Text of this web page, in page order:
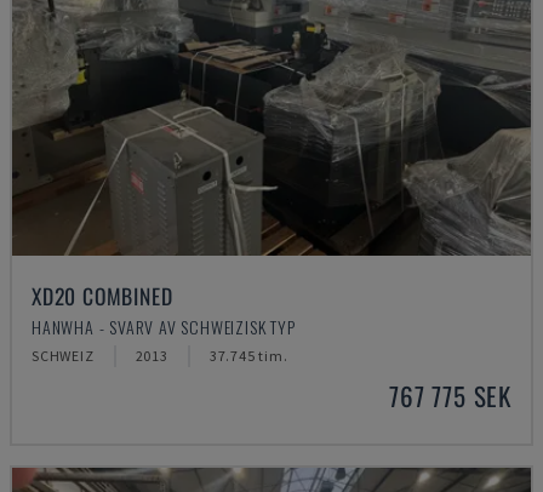
XD20 COMBINED
HANWHA - SVARV AV SCHWEIZISK TYP
SCHWEIZ 2013 37.745 tim.
767 775 SEK